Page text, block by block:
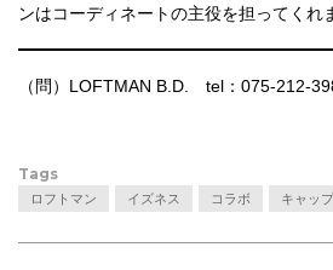
ンはコーディネートの主役を担ってくれ
（問）LOFTMAN B.D. tel：075-212-
Tags
ロフトマン イズネス コラボ キャップ